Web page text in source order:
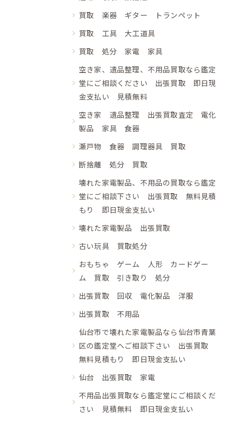
買取 楽器 ギター トランペット
買取 工具 大工道具
買取 処分 家電 家具
空き家、遺品整理、不用品買取なら鑑定
堂にご相談ください 出張買取 即日現
金支払い 見積無料
空き家 遺品整理 出張買取査定 電化
製品 家具 食器
瀬戸物 食器 調理器具 買取
断捨離 処分 買取
壊れた家電製品、不用品の買取なら鑑定
堂にご相談下さい 出張買取 無料見積
もり 即日現金支払い
壊れた家電製品 出張買取
古い玩具 買取処分
おもちゃ ゲーム 人形 カードゲー
ム 買取 引き取り 処分
出張買取 回収 電化製品 洋服
出張買取 不用品
仙台市で壊れた家電製品なら仙台市青葉
区の鑑定堂へご相談下さい 出張買取
無料見積もり 即日現金支払い
仙台 出張買取 家電
不用品出張買取なら鑑定堂にご相談くだ
さい 見積無料 即日現金支払い